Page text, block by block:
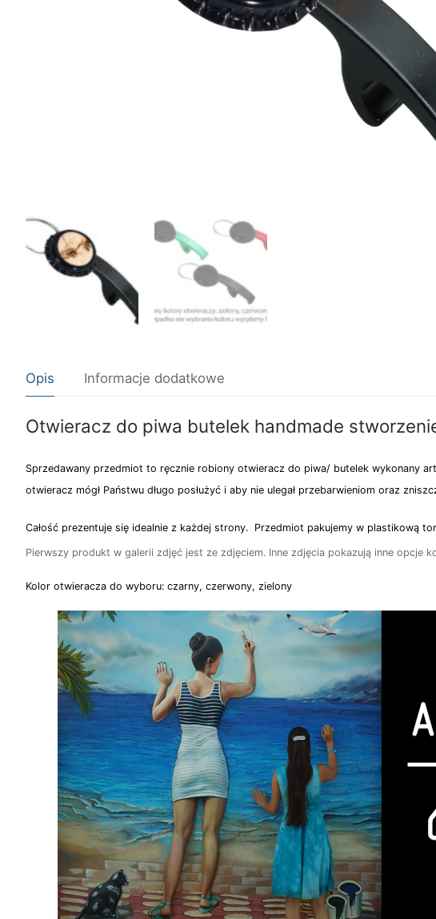
Opis Informacje dodatkowe
Otwieracz do piwa butelek handmade
Sprzedawany przedmiot to ręcznie robiony otwieracz do piwa/ butelek wykonany
otwieracz mógł Państwu długo posłużyć i aby nie ulegał przebarwieniom oraz
Całość prezentuje się idealnie z każdej strony. Przedmiot pakujemy w plastikową
Pierwszy produkt w galerii zdjęć jest ze zdjęciem. Inne zdjęcia pokazują inne opcje
Kolor otwieracza do wyboru: czarny, czerwony, zielony